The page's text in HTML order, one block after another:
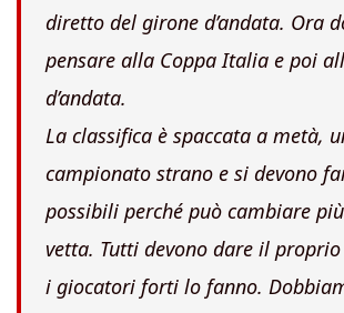
diretto del girone d’andata. Ora
pensare alla Coppa Italia e poi
d’andata.
La classifica è spaccata a metà,
campionato strano e si devono
possibili perché può cambiare
vetta. Tutti devono dare il
i giocatori forti lo fanno.